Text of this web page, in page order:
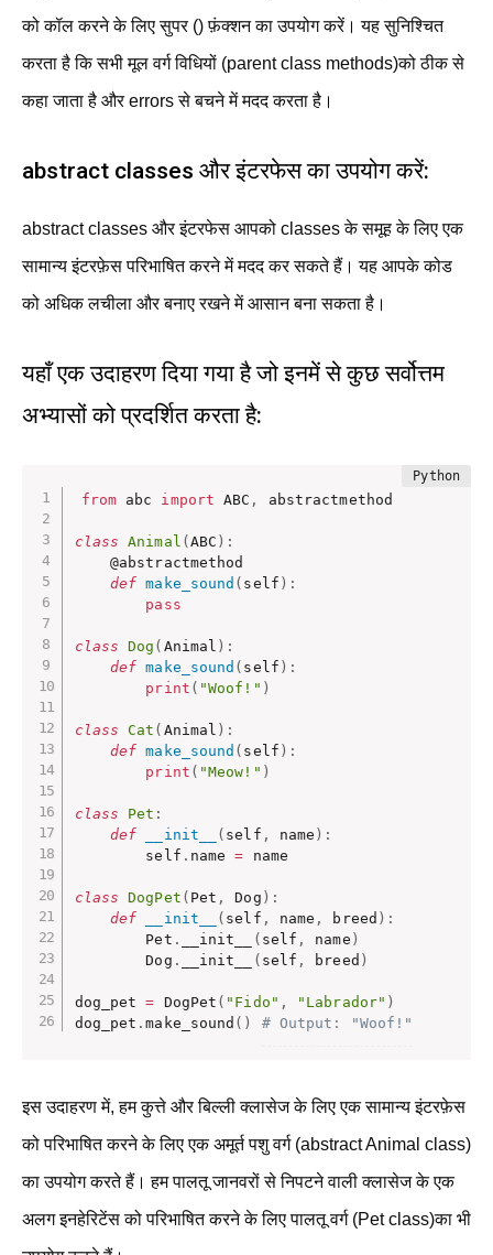
को कॉल करने के लिए सुपर () फ़ंक्शन का उपयोग करें। यह सुनिश्चित
करता है कि सभी मूल वर्ग विधियों (parent class methods)को ठीक से
कहा जाता है और errors से बचने में मदद करता है।
abstract classes और इंटरफेस का उपयोग करें:
abstract classes और इंटरफेस आपको classes के समूह के लिए एक
सामान्य इंटरफ़ेस परिभाषित करने में मदद कर सकते हैं। यह आपके कोड
को अधिक लचीला और बनाए रखने में आसान बना सकता है।
यहाँ एक उदाहरण दिया गया है जो इनमें से कुछ सर्वोत्तम
अभ्यासों को प्रदर्शित करता है:
from abc import ABC , abstractmethod
class Animal ( ABC ) :
    @abstractmethod
def make_sound ( self ) :
pass
class Dog ( Animal ) :
def make_sound ( self ) :
print ( "Woof!" )
class Cat ( Animal ) :
def make_sound ( self ) :
print ( "Meow!" )
class Pet :
def
__init__ ( self , name ) :
        self
. name = name
class DogPet ( Pet , Dog ) :
def
__init__ ( self , name , breed ) :
        Pet
. __init__ ( self , name )
        Dog
. __init__ ( self , breed )
dog_pet = DogPet ( "Fido" , "Labrador" )
dog_pet .make_sound ( ) # Output: "Woof!"
इस उदाहरण में, हम कुत्ते और बिल्ली क्लासेज के लिए एक सामान्य इंटरफ़ेस
को परिभाषित करने के लिए एक अमूर्त पशु वर्ग (abstract Animal class)
का उपयोग करते हैं। हम पालतू जानवरों से निपटने वाली क्लासेज के एक
अलग इनहेरिटेंस को परिभाषित करने के लिए पालतू वर्ग (Pet class)का भी